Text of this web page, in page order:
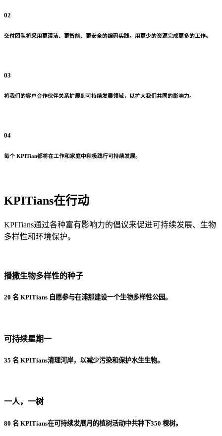
02
交付团队将采用更清洁、更智能、更安全的编码实践，用更少的资源完成更多的工作。
03
将我们的客户合作伙伴关系扩展到可持续发展领域，以扩大我们共同的影响力。
04
每个 KPITian都将在工作和家庭中积极践行可持续发展。
KPITians在行动
KPITians通过各种富有影响力的倡议来促进可持续发展、生物
多样性和环境保护。
播撒生物多样性的种子
20 名 KPITians 自愿参与在浦那建设一个生物多样性公园。
可持续星期一
35 名 KPITians清理河岸，以减少污染和保护水生生物。
一人，一树
80 名 KPITians在可持续发展月的植树活动中共种下350 棵树。